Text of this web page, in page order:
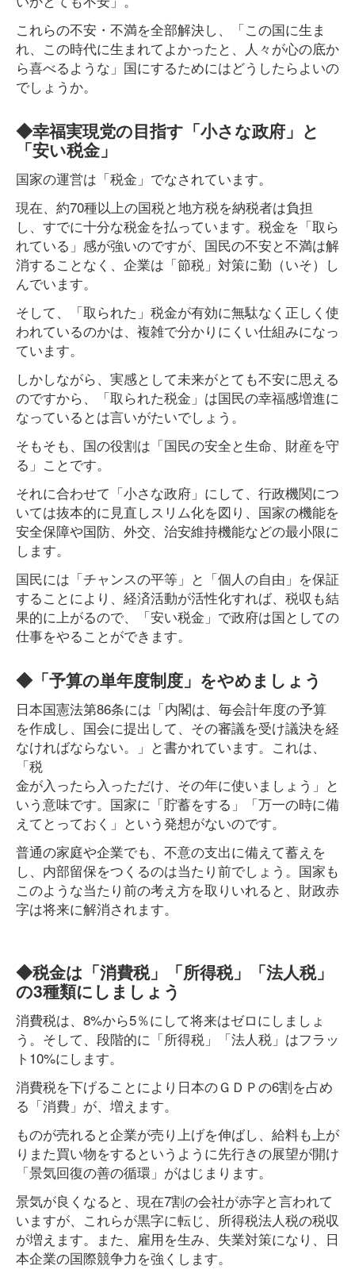
これらの不安・不満を全部解決し、「この国に生ま
れ、この時代に生まれてよかったと、人々が心の底か
ら喜べるような」国にするためにはどうしたらよいの
でしょうか。
◆幸福実現党の目指す「小さな政府」と
「安い税金」
国家の運営は「税金」でなされています。
現在、約70種以上の国税と地方税を納税者は負担
し、すでに十分な税金を払っています。税金を「取ら
れている」感が強いのですが、国民の不安と不満は解
消することなく、企業は「節税」対策に勤（いそ）し
んでいます。
そして、「取られた」税金が有効に無駄なく正しく使
われているのかは、複雑で分かりにくい仕組みになっ
ています。
しかしながら、実感として未来がとても不安に思える
のですから、「取られた税金」は国民の幸福感増進に
なっているとは言いがたいでしょう。
そもそも、国の役割は「国民の安全と生命、財産を守
る」ことです。
それに合わせて「小さな政府」にして、行政機関につ
いては抜本的に見直しスリム化を図り、国家の機能を
安全保障や国防、外交、治安維持機能などの最小限に
します。
国民には「チャンスの平等」と「個人の自由」を保証
することにより、経済活動が活性化すれば、税収も結
果的に上がるので、「安い税金」で政府は国としての
仕事をやることができます。
◆「予算の単年度制度」をやめましょう
日本国憲法第86条には「内閣は、毎会計年度の予算
を作成し、国会に提出して、その審議を受け議決を経
なければならない。」と書かれています。これは、
「税
金が入ったら入っただけ、その年に使いましょう」と
いう意味です。国家に「貯蓄をする」「万一の時に備
えてとっておく」という発想がないのです。
普通の家庭や企業でも、不意の支出に備えて蓄えを
し、内部留保をつくるのは当たり前でしょう。国家も
このような当たり前の考え方を取りいれると、財政赤
字は将来に解消されます。
◆税金は「消費税」「所得税」「法人税」
の3種類にしましょう
消費税は、8%から5％にして将来はゼロにしましょ
う。そして、段階的に「所得税」「法人税」はフラッ
ト10%にします。
消費税を下げることにより日本のＧＤＰの6割を占め
る「消費」が、増えます。
ものが売れると企業が売り上げを伸ばし、給料も上が
りまた買い物をするというように先行きの展望が開け
「景気回復の善の循環」がはじまります。
景気が良くなると、現在7割の会社が赤字と言われて
いますが、これらが黒字に転じ、所得税法人税の税収
が増えます。また、雇用を生み、失業対策になり、日
本企業の国際競争力を強くします。